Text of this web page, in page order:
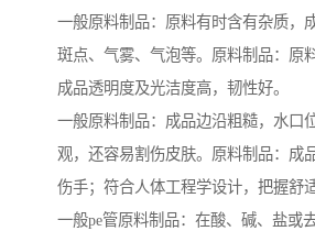
一般原料制品：原料有时含有杂质，
斑点、气雾、气泡等。原料制品：原
成品透明度及光洁度高，韧性好。
一般原料制品：成品边沿粗糙，水口
观，还容易割伤皮肤。原料制品：成
伤手；符合人体工程学设计，把握舒适
一般pe管原料制品：在酸、碱、盐或